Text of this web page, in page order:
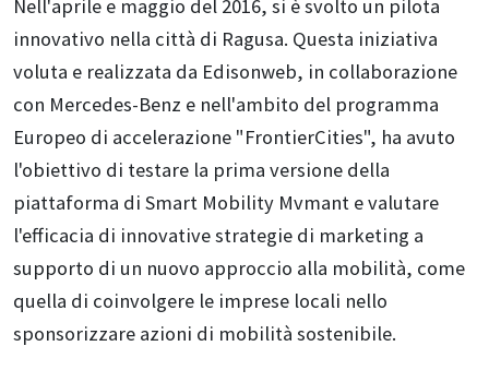
Nell'aprile e maggio del 2016, si è svolto un pilota
innovativo nella città di Ragusa. Questa iniziativa
voluta e realizzata da Edisonweb, in collaborazione
con Mercedes-Benz e nell'ambito del programma
Europeo di accelerazione "FrontierCities", ha avuto
l'obiettivo di testare la prima versione della
piattaforma di Smart Mobility Mvmant e valutare
l'efficacia di innovative strategie di marketing a
supporto di un nuovo approccio alla mobilità, come
quella di coinvolgere le imprese locali nello
sponsorizzare azioni di mobilità sostenibile.